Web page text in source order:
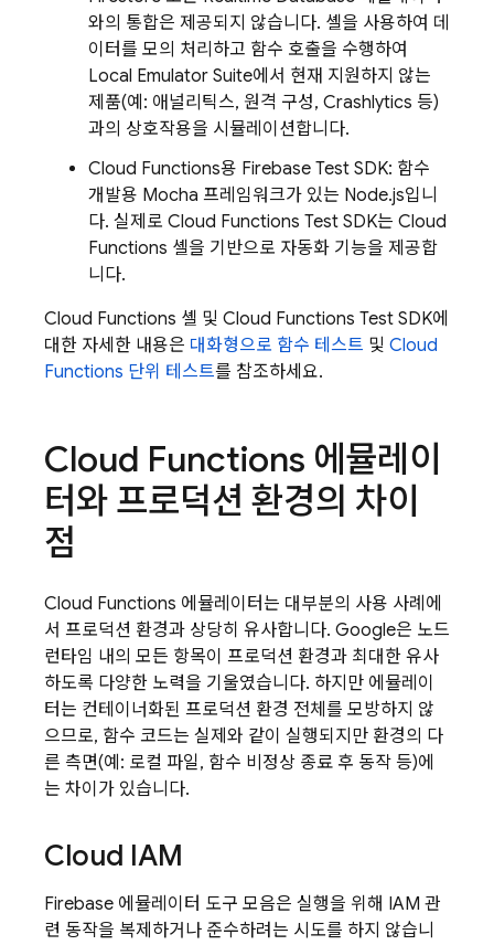
와의 통합은 제공되지 않습니다. 셸을 사용하여 데
이터를 모의 처리하고 함수 호출을 수행하여
Local Emulator Suite에서 현재 지원하지 않는
제품(예: 애널리틱스, 원격 구성, Crashlytics 등)
과의 상호작용을 시뮬레이션합니다.
Cloud Functions용 Firebase Test SDK: 함수
개발용 Mocha 프레임워크가 있는 Node.js입니
다. 실제로 Cloud Functions Test SDK는 Cloud
Functions 셸을 기반으로 자동화 기능을 제공합
니다.
Cloud Functions 셸 및 Cloud Functions Test SDK에
대한 자세한 내용은 대화형으로 함수 테스트 및 Cloud
Functions 단위 테스트를 참조하세요.
Cloud Functions 에뮬레이
터와 프로덕션 환경의 차이
점
Cloud Functions 에뮬레이터는 대부분의 사용 사례에
서 프로덕션 환경과 상당히 유사합니다. Google은 노드
런타임 내의 모든 항목이 프로덕션 환경과 최대한 유사
하도록 다양한 노력을 기울였습니다. 하지만 에뮬레이
터는 컨테이너화된 프로덕션 환경 전체를 모방하지 않
으므로, 함수 코드는 실제와 같이 실행되지만 환경의 다
른 측면(예: 로컬 파일, 함수 비정상 종료 후 동작 등)에
는 차이가 있습니다.
Cloud IAM
Firebase 에뮬레이터 도구 모음은 실행을 위해 IAM 관
련 동작을 복제하거나 준수하려는 시도를 하지 않습니